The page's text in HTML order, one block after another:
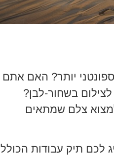
יותר? האם אתם
בשחור-לבן?
צלם שמתאים
לכם תיק עבודות הכולל